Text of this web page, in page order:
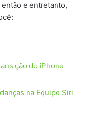
e entretanto,
do iPhone
na Equipe Siri